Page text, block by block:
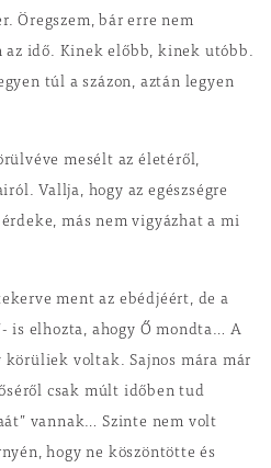
Öregszem, bár erre nem
az idő. Kinek előbb, kinek utóbb.
túl a százon, aztán legyen
mesélt az életéről,
Vallja, hogy az egészségre
más nem vigyázhat a mi
ment az ebédjéért, de a
is elhozta, ahogy Ő mondta… A
körüliek voltak. Sajnos mára már
csak múlt időben tud
vannak… Szinte nem volt
hogy ne köszöntötte és